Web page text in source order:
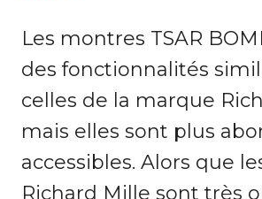
Les montres TSAR
des fonctionnalités
celles de la marque
mais elles sont plus
accessibles. Alors que
Richard Mille sont très